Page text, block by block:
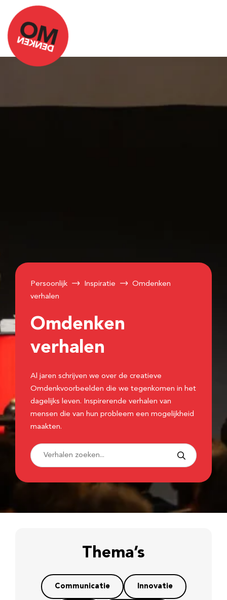
Persoonlijk Inspiratie
Omdenken
verhalen
Omdenken
verhalen
Al jaren schrijven we over de creatieve
Omdenkvoorbeelden die we tegenkomen in het
dagelijks leven. Inspirerende verhalen van
mensen die van hun probleem een mogelijkheid
maakten.
Thema’s
Communicatie Innovatie